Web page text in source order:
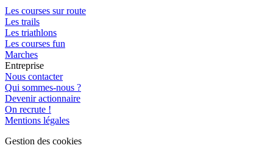
Les courses sur route
Les trails
Les triathlons
Les courses fun
Marches
Entreprise
Nous contacter
Qui sommes-nous ?
Devenir actionnaire
On recrute !
Mentions légales
Gestion des cookies